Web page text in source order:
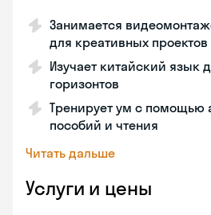
Занимается
для креативных проектов
Изучает китайский язык
горизонтов
Тренирует ум с помощью
пособий и чтения
Читать дальше
Услуги и цены